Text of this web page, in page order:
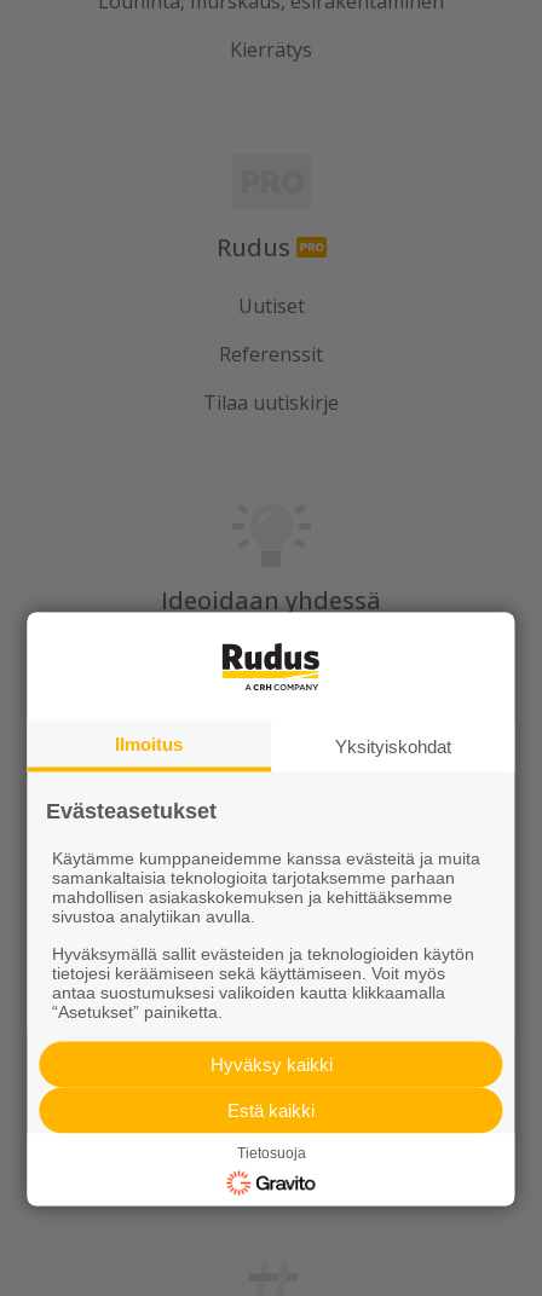
Kierrätys
Rudus
Uutiset
Referenssit
Tilaa uutiskirje
Ideoidaan yhdessä
Kotipolku
Tutustu meihin
Ura Ruduksella
Palvelut
Meistä
Vastuullisuus
Ilmoitus Yksityiskohdat
Evästeasetukset
Käytämme kumppaneidemme kanssa evästeitä ja muita
samankaltaisia teknologioita tarjotaksemme parhaan
mahdollisen asiakaskokemuksen ja kehittääksemme
sivustoa analytiikan avulla.
Hyväksymällä sallit evästeiden ja teknologioiden käytön
tietojesi keräämiseen sekä käyttämiseen. Voit myös
antaa suostumuksesi valikoiden kautta klikkaamalla
“Asetukset” painiketta.
Hyväksy kaikki
Estä kaikki
Tietosuoja